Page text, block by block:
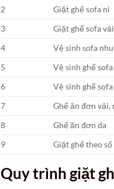
2
Giặt ghế sofa nỉ
3
Giặt ghế sofa
4
Vệ sinh sofa
5
Vệ sinh ghế
6
Vệ sinh ghế
7
Ghế ăn đơn vải,
8
Ghế ăn đơn da
9
Giặt ghế theo
Quy trình giặt